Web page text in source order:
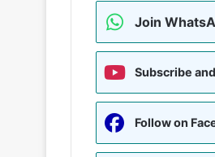
Join
Subscribe
Follow on